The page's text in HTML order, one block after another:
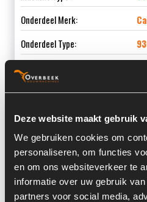
Deze website maakt gebruik
We gebruiken cookies om
personaliseren, om functies
en om ons websiteverkeer te
informatie over uw gebruik
partners voor social media,
Onderdeel Merk:
Onderdeel Type:
Locatie:
Past op de volgende machines:
Land: